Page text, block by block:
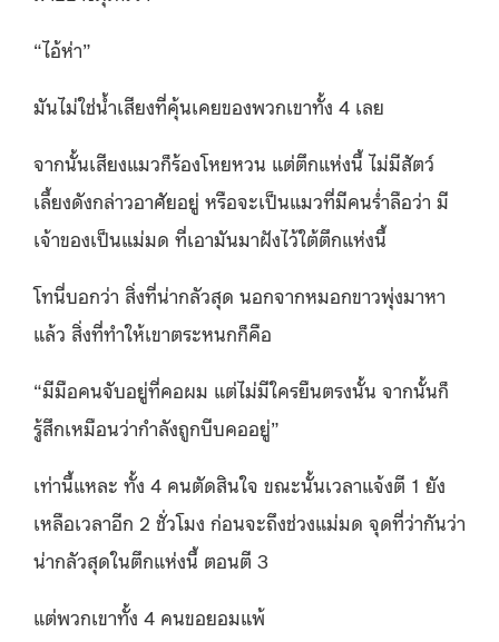
“ไอ้ห่า”
มันไม่ใช่น้ำเสียงที่คุ้นเคยของพวกเขาทั้ง 4 เลย
จากนั้นเสียงแมวก็ร้องโหยหวน แต่ตึกแห่งนี้ ไม่มีสัตว์
เลี้ยงดังกล่าวอาศัยอยู่ หรือจะเป็นแมวที่มีคนร่ำลือว่า มี
เจ้าของเป็นแม่มด ที่เอามันมาฝังไว้ใต้ตึกแห่งนี้
โทนี่บอกว่า สิ่งที่น่ากลัวสุด นอกจากหมอกขาวพุ่งมาหา
แล้ว สิ่งที่ทำให้เขาตระหนกก็คือ
“มีมือคนจับอยู่ที่คอผม แต่ไม่มีใครยืนตรงนั้น จากนั้นก็
รู้สึกเหมือนว่ากำลังถูกบีบคออยู่”
เท่านี้แหละ ทั้ง 4 คนตัดสินใจ ขณะนั้นเวลาแจ้งตี 1 ยัง
เหลือเวลาอีก 2 ชั่วโมง ก่อนจะถึงช่วงแม่มด จุดที่ว่ากันว่า
น่ากลัวสุดในตึกแห่งนี้ ตอนตี 3
แต่พวกเขาทั้ง 4 คนขอยอมแพ้